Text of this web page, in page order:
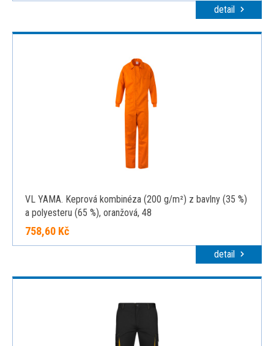
detail
VL YAMA. Keprová kombinéza (200 g/m²) z bavlny (35 %)
a polyesteru (65 %), oranžová, 48
758,60 Kč
detail